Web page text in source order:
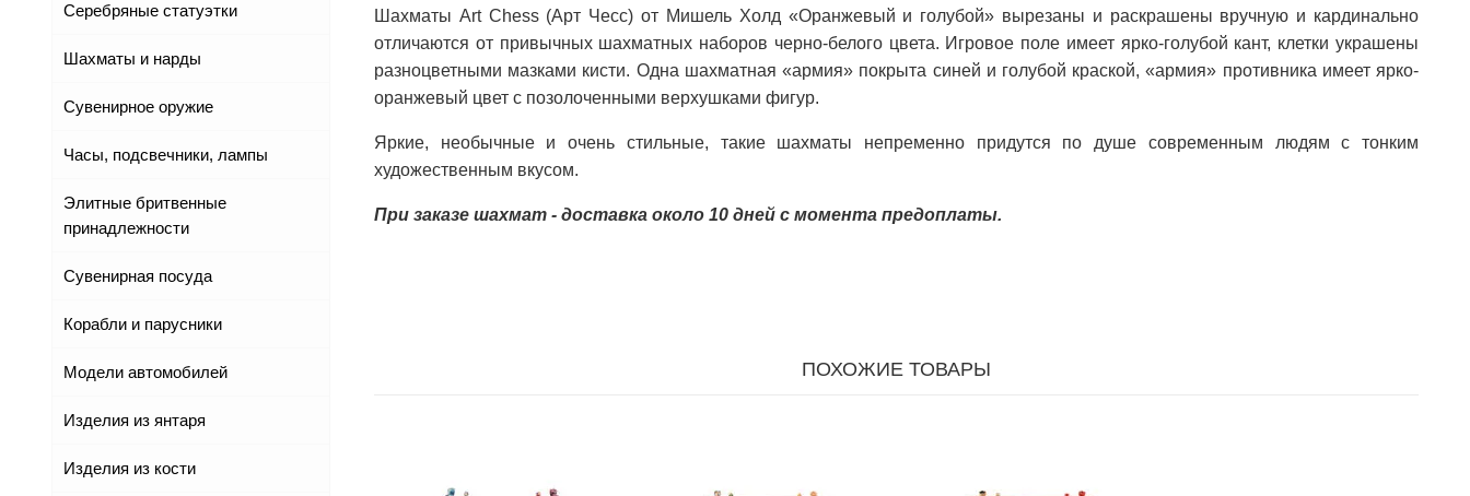
Серебряные статуэтки
Шахматы и нарды
Сувенирное оружие
Часы, подсвечники, лампы
Элитные бритвенные
принадлежности
Сувенирная посуда
Корабли и парусники
Модели автомобилей
Изделия из янтаря
Изделия из кости
Шахматы Art Chess (Арт Чесс) от Мишель Холд «Оранжевый и голубой» вырезаны и раскрашены вручную и кардинально
отличаются от привычных шахматных наборов черно-белого цвета. Игровое поле имеет ярко-голубой кант, клетки украшены
разноцветными мазками кисти. Одна шахматная «армия» покрыта синей и голубой краской, «армия» противника имеет ярко-
оранжевый цвет с позолоченными верхушками фигур.
Яркие, необычные и очень стильные, такие шахматы непременно придутся по душе современным людям с тонким
художественным вкусом.
При заказе шахмат - доставка около 10 дней с момента предоплаты.
ПОХОЖИЕ ТОВАРЫ